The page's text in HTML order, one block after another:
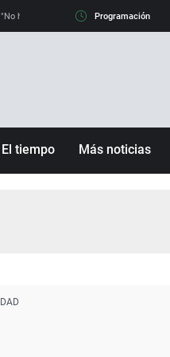
"No hay mafias, que no nos engañen":
Programación
El tiempo Más noticias